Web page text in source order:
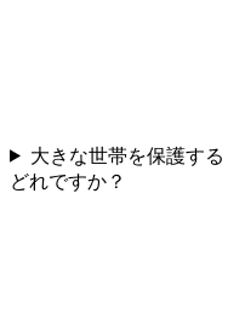
大きな世帯を保護す
どれですか？